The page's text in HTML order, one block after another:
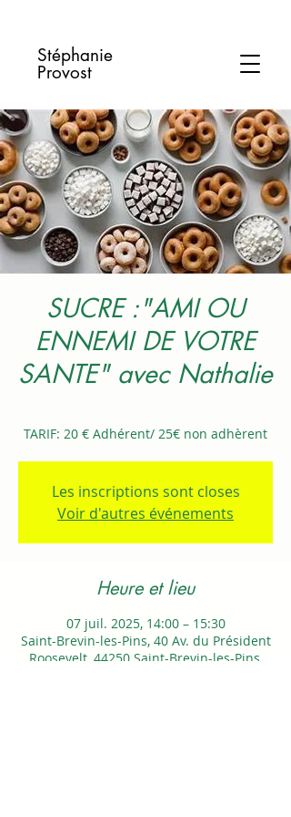
Stéphanie
Provost
SUCRE :"AMI OU
ENNEMI DE VOTRE
SANTE" avec Nathalie
TARIF: 20 € Adhérent/ 25€ non adhèrent
Les inscriptions sont closes
Voir d'autres événements
Heure et lieu
07 juil. 2025, 14:00 – 15:30
Saint-Brevin-les-Pins, 40 Av. du Président
Roosevelt, 44250 Saint-Brevin-les-Pins,